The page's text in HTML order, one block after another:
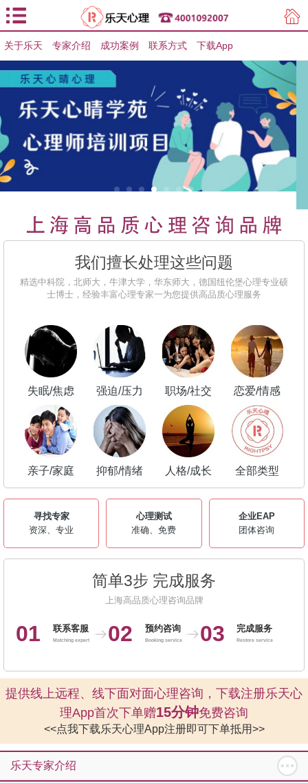
用户登录 用户注册
关于乐天 专家介绍 成功案例 联系方式 下载App
我们擅长处理这些问题
精选中科院，北师大，牛津大学，华东师大，德国纽伦堡心理专业硕
士博士，经验丰富心理专家一为您提供高品质心理服务
失眠/焦虑 强迫/压力 职场/社交 恋爱/情感
亲子/家庭 抑郁/情绪 人格/成长 全部类型
寻找专家
资深、专业
心理测试
准确、免费
企业EAP
团体咨询
简单3步 完成服务
上海高品质心理咨询品牌
01 联系客服
Matching expert 02 预约咨询
Booking service 03 完成服务
Restore service
提供线上远程、线下面对面心理咨询，下载注册乐天心
理App首次下单赠15分钟免费咨询
<<点我下载乐天心理App注册即可下单抵用>>
乐天专家介绍